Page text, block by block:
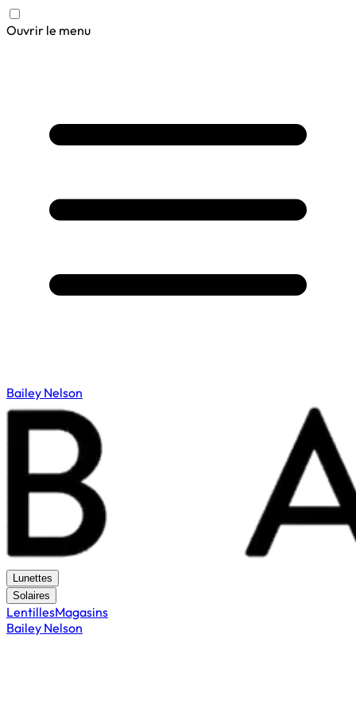
Ouvrir le menu
Bailey Nelson
Lunettes
Solaires
LentillesMagasins
Bailey Nelson